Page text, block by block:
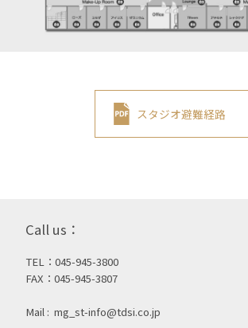
スタジオ避難経路
Call us：
TEL：045-945-3800
FAX：045-945-3807
Mail : mg_st-info@tdsi.co.jp